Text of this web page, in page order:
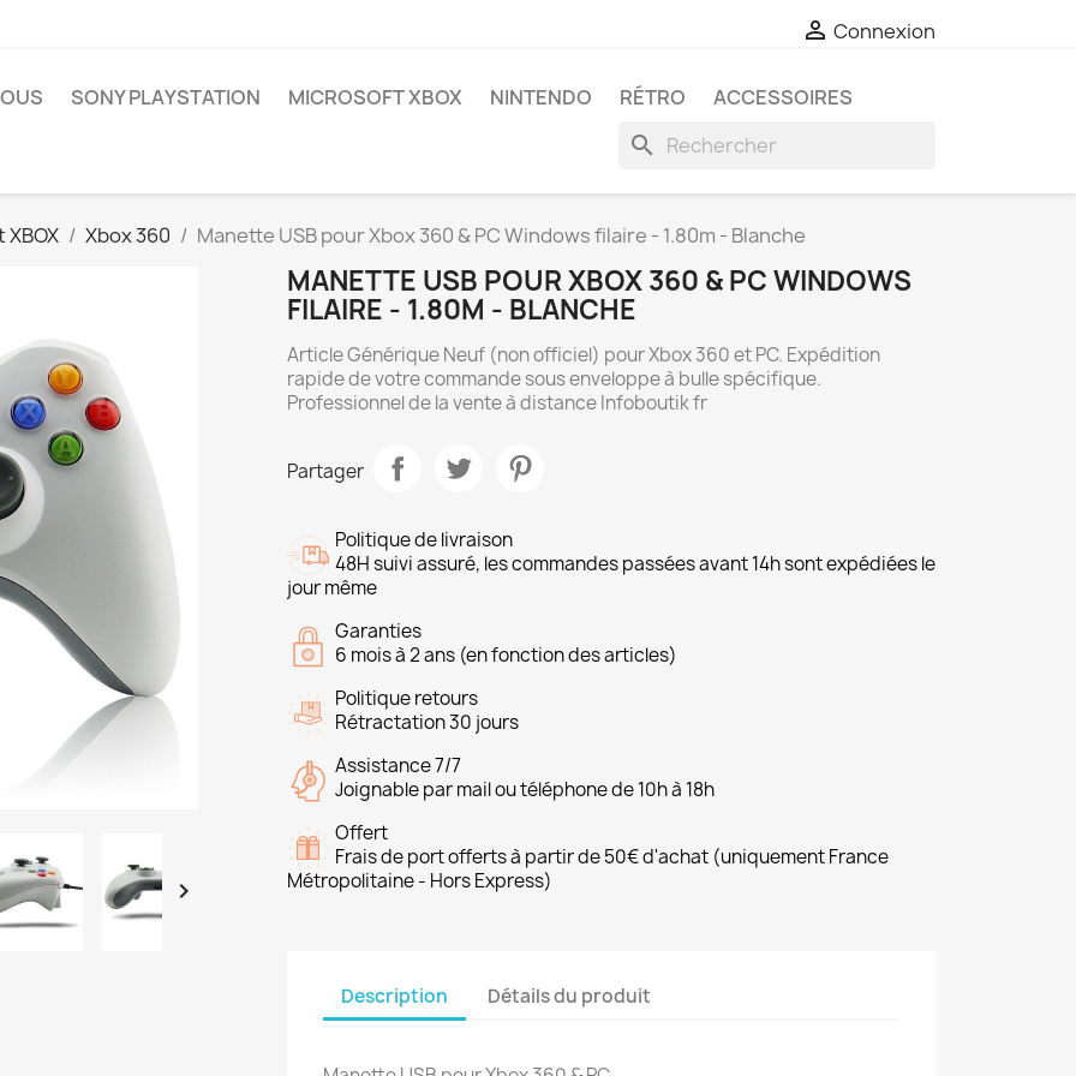
 Connexion
SONY PLAYSTATION MICROSOFT XBOX NINTENDO RÉTRO ACCESSOIRES
search
Xbox 360 Manette USB pour Xbox 360 & PC Windows filaire - 1.80m - Blanche

MANETTE USB POUR XBOX 360 & PC WINDOWS
FILAIRE - 1.80M - BLANCHE
Article Générique Neuf (non officiel) pour Xbox 360 et PC. Expédition
rapide de votre commande sous enveloppe à bulle spécifique.
Professionnel de la vente à distance Infoboutik fr
Partager
Politique de livraison
48H suivi assuré, les commandes passées avant 14h sont expédiées le
jour même
Garanties
6 mois à 2 ans (en fonction des articles)
Politique retours
Rétractation 30 jours
Assistance 7/7
Joignable par mail ou téléphone de 10h à 18h
Offert
Frais de port offerts à partir de 50€ d'achat (uniquement France
Métropolitaine - Hors Express)
Description Détails du produit